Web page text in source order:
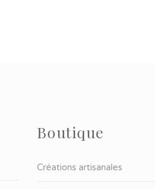
Boutique
Créations artisanales